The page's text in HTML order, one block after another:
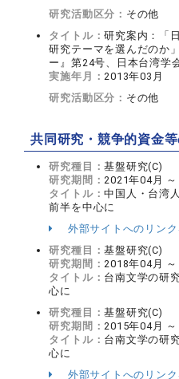
研究活動区分： その他
タイトル：研究案内：「
研究テーマを選んだのか
ー』第24号、日本台湾学
実施年月：2013年03月
研究活動区分： その他
共同研究・競争的資金
研究種目：基盤研究(C)
研究期間：2021年04月 ～
タイトル：中国人・台湾
前半を中心に
外部サイトへのリン
研究種目：基盤研究(C)
研究期間：2018年04月 ～
タイトル： 台南文学の研
心に
研究種目：基盤研究(C)
研究期間：2015年04月 ～
タイトル： 台南文学の研
心に
外部サイトへのリン